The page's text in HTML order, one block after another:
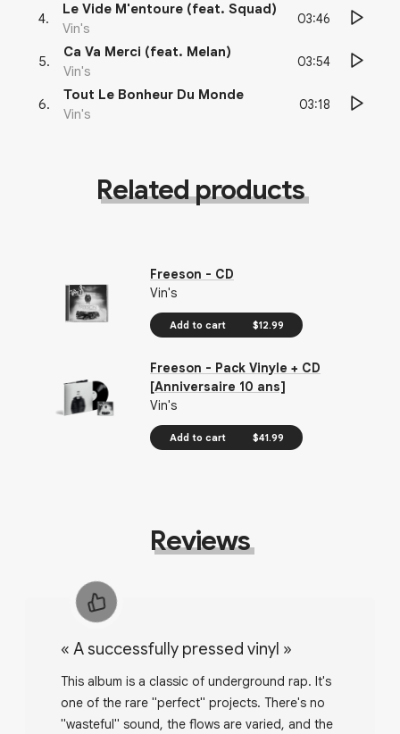
4.
Le Vide M'entoure (feat. Squad)
Vin's
03:46
5.
Ca Va Merci (feat. Melan)
Vin's
03:54
6.
Tout Le Bonheur Du Monde
Vin's
03:18
Related products
Freeson - CD
Vin's
Add to cart $12.99
Freeson - Pack Vinyle + CD
[Anniversaire 10 ans]
Vin's
Add to cart $41.99
Reviews
« A successfully pressed vinyl »
This album is a classic of underground rap. It's
one of the rare "perfect" projects. There's no
"wasteful" sound, the flows are varied, and the